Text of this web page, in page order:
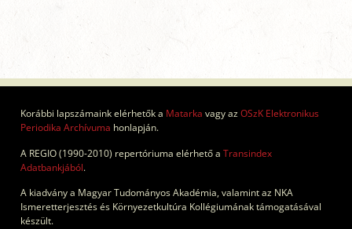
Korábbi lapszámaink elérhetők a Matarka vagy azOSzK Elektronikus
Periodika Archívuma honlapján.
A REGIO (1990-2010) repertóriuma elérhető a Transindex
Adatbankjából.
A kiadvány a Magyar Tudományos Akadémia, valamint az NKA
Ismeretterjesztés és Környezetkultúra Kollégiumának támogatásával
készült.